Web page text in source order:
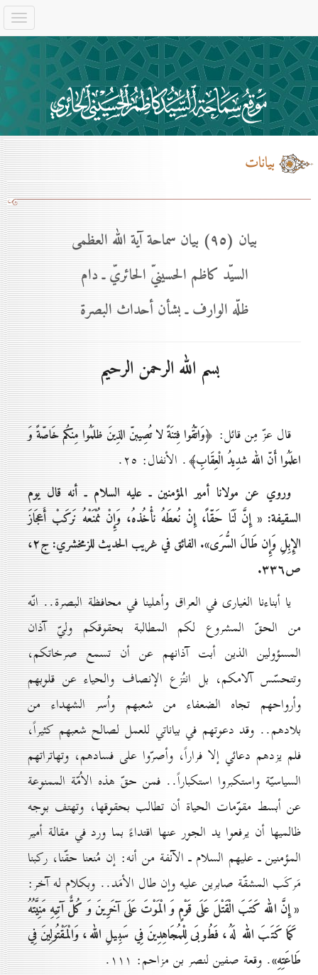
بيانات
بيان (۹٥) بيان سماحة آية الله العظمى
السيّد كاظم الحسينيّ الحائريّ ـ دام
ظلّه الوارف ـ بشأن أحداث البصرة
بسم الله الرحمن الرحيم
قال عزّ مِن قائل: ﴿وَاتّقُوا فِتنَةً لا تُصِيبنّ الذِينَ ظلَمُوا مِنكُم خَاصّةً وَ
اعلَمُوا أَنّ الله شدِيدُ الْعِقَابِ﴾. الأنفال: ٢٥.
وروي عن مولانا أمير المؤمنين ـ عليه السلام ـ أنه قال يوم
السقيفة: « إِنَّ لَنَا حَقّاً، إِنْ نُعطَهُ نأْخُذهُ، وَإِنْ نُمْنَعْهُ‏ نَركَبْ‏ أَعجَازَ
الإِبِلِ وَإِن طَالَ السُّرَى»
. الفائق في غريب الحديث للزمخشري: ج‏٢،
ص٣٣٦.
يا أبناءنا الغيارى في العراق وأهلينا في محافظة البصرة.. انّه
من الحقّ المشروع لكم المطالبة بحقوقكم وليّ آذان
المسؤولين الذين أبت آذانهم عن أن تسمع صرخاتكم،
وتتحسّس آلامكم، بل انتُزع الإنصاف والحياء عن قلوبهم
وأرواحهم تجاه الضعفاء من شعبهم واُسر الشهداء من
بلادهم.. وقد دعوتهم في بياناتي للعمل لصالح شعبهم كثيراً،
فلم يزدهم دعائي إلا فراراً، وأصرّوا على فسادهم، وتهاتراتهم
السياسيّة واستكبروا استكباراً.. فمن حقّ هذه الاُمّة الممنوعة
عن أبسط مقوّمات الحياة أن تطالب بحقوقها، وتهتف بوجه
ظالميها أن يرفعوا يد الجور عنها اقتداءً بما ورد في مقالة أمير
المؤمنين ـ عليهم السلام ـ الآنفة من أنه: إن مُنعنا حقّنا، ركبنا
مَركَب المشقّة صابرين عليه وإن طال الأمَد.. وبكلام له آخر:
« إِنَّ الله كَتَبَ‏ الْقَتْلَ‏ عَلَى‏ قَوْمٍ‏ وَ الْمَوْتَ عَلَى آخَرِينَ وَ كُلٌّ آتِيهِ مَنِيَّتُهُ
كَمَا كَتَبَ الله لَهُ، فَطُوبَى لِلْمُجَاهِدِينَ فِي سَبِيلِ الله، وَالْمَقْتُولِينَ فِي
طَاعَتِهِ». وقعة صفين لنصر بن مزاحم: ۱۱۱.